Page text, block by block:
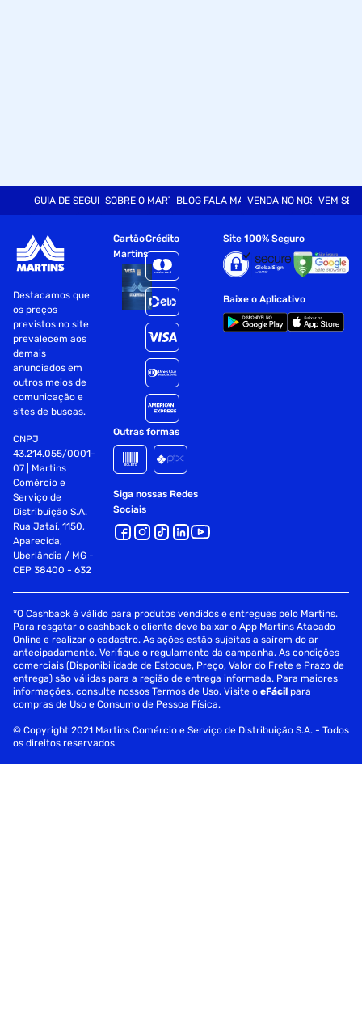
GUIA DE SEGURANÇASOBRE O MARTINSBLOG FALA MARTVENDA NO NOSSO SITE
VEM SER
Destacamos que
os preços
previstos no site
prevalecem aos
demais
anunciados em
outros meios de
comunicação e
sites de buscas.
CNPJ
43.214.055/0001-
07 | Martins
Comércio e
Serviço de
Distribuição S.A.
Rua Jataí, 1150,
Aparecida,
Uberlândia / MG -
CEP 38400 - 632
Cartão
Martins
Crédito
Outras formas
Siga nossas Redes
Sociais
Site 100% Seguro
Baixe o Aplicativo
*O Cashback é válido para produtos vendidos e entregues pelo Martins.
Para resgatar o cashback o cliente deve baixar o App Martins Atacado
Online e realizar o cadastro. As ações estão sujeitas a saírem do ar
antecipadamente. Verifique o regulamento da campanha. As condições
comerciais (Disponibilidade de Estoque, Preço, Valor do Frete e Prazo de
entrega) são válidas para a região de entrega informada. Para maiores
informações, consulte nossos Termos de Uso. Visite oeFácil para
compras de Uso e Consumo de Pessoa Física.
© Copyright 2021 Martins Comércio e Serviço de Distribuição S.A. - Todos
os direitos reservados